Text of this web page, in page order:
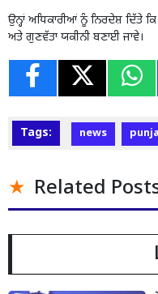
ਉਨ੍ਹਾਂ ਅਧਿਕਾਰੀਆਂ ਨੂੰ ਨਿਰਦੇਸ਼ ਦਿੱਤੇ
ਅਤੇ ਗੁਣਵੱਤਾ ਯਕੀਨੀ ਬਣਾਈ ਜਾਵੇ।
Tags: news
Related